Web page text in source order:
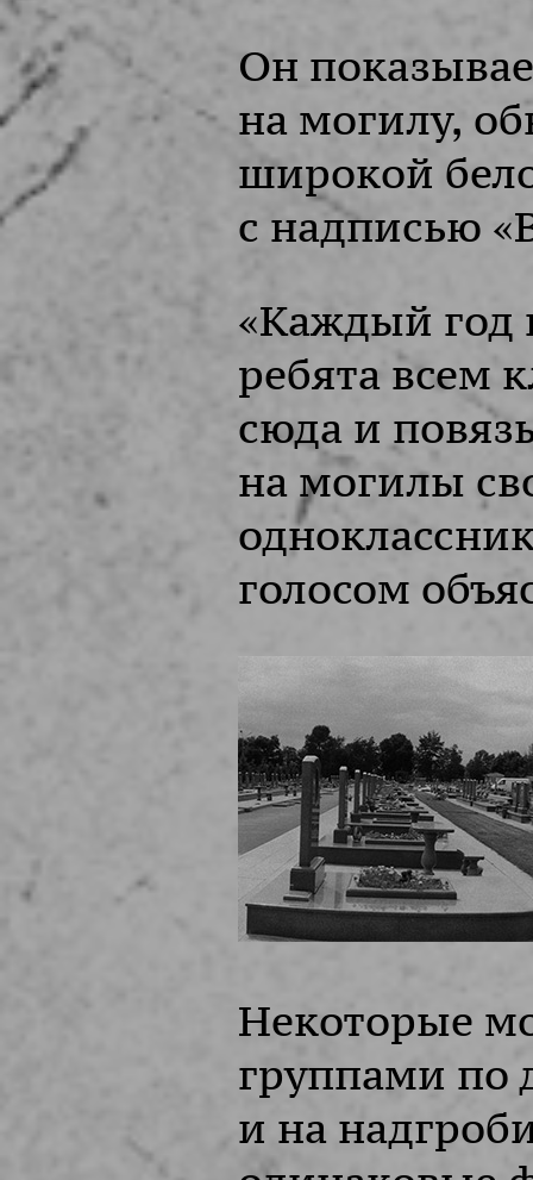
Он
на могилу,
широкой
с надписью
«Каждый год
ребята всем
сюда и
на могилы
голосом
Некоторые
группами по
и на